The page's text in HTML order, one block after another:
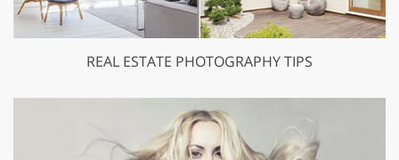
REAL ESTATE PHOTOGRAPHY TIPS